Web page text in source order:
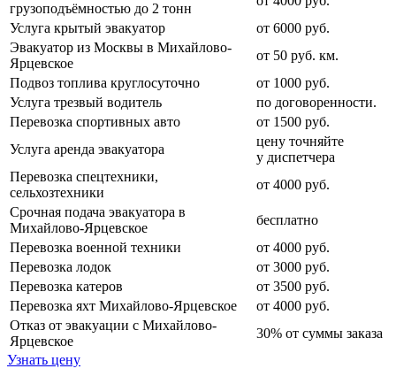
грузоподъёмностью до 2 тонн
Услуга крытый эвакуатор
от 6000 руб.
Эвакуатор из Москвы в Михайлово-
Ярцевское
от 50 руб. км.
Подвоз топлива круглосуточно
от 1000 руб.
Услуга трезвый водитель
по договоренности.
Перевозка спортивных авто
от 1500 руб.
Услуга аренда эвакуатора
цену точняйте
у диспетчера
Перевозка спецтехники,
сельхозтехники
от 4000 руб.
Срочная подача эвакуатора в
Михайлово-Ярцевское
бесплатно
Перевозка военной техники
от 4000 руб.
Перевозка лодок
от 3000 руб.
Перевозка катеров
от 3500 руб.
Перевозка яхт Михайлово-Ярцевское
от 4000 руб.
Отказ от эвакуации с Михайлово-
Ярцевское
30% от суммы заказа
Узнать цену